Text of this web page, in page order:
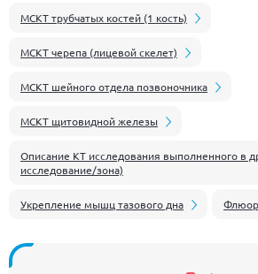
МСКТ трубчатых костей (1 кость)
МСКТ черепа (лицевой скелет)
МСКТ шейного отдела позвоночника
МСКТ щитовидной железы
Описание КТ исследования выполненного в
исследование/зона)
Укрепление мышц тазового дна